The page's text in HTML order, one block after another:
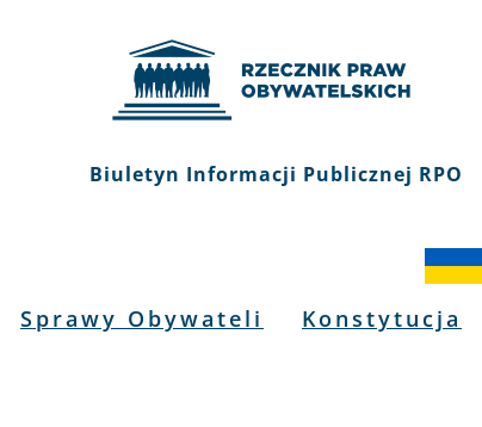
Biuletyn Informacji Publicznej RPO
Sprawy Obywateli Konstytucja